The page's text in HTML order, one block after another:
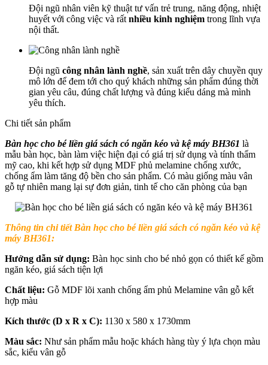
Đội ngũ nhân viên kỹ thuật tư vấn trẻ trung, năng động, nhiệt
huyết với công việc và rất nhiều kinh nghiệm trong lĩnh vựa
nội thất.
Đội ngũ công nhân lành nghề, sản xuất trên dây chuyền quy
mô lớn để đem tới cho quý khách những sản phẩm đúng thời
gian yêu câu, đúng chất lượng và đúng kiểu dáng mà mình
yêu thích.
Chi tiết sản phẩm
Bàn học cho bé liền giá sách có ngăn kéo và kệ máy BH361 là
mẫu bàn học, bàn làm việc hiện đại có giá trị sử dụng và tính thẩm
mỹ cao, khi kết hợp sử dụng MDF phủ melamine chống xước,
chống ẩm làm tăng độ bền cho sản phẩm. Có màu giống màu vân
gỗ tự nhiên mang lại sự đơn giản, tinh tế cho căn phòng của bạn
Thông tin chi tiết Bàn học cho bé liền giá sách có ngăn kéo và kệ
máy BH361:
Hướng dẫn sử dụng: Bàn học sinh cho bé nhỏ gọn có thiết kế gồm
ngăn kéo, giá sách tiện lợi
Chất liệu: Gỗ MDF lõi xanh chống ẩm phủ Melamine vân gỗ kết
hợp màu
Kích thước (D x R x C): 1130 x 580 x 1730mm
Màu sắc: Như sản phẩm mẫu hoặc khách hàng tùy ý lựa chọn màu
sắc, kiểu vân gỗ